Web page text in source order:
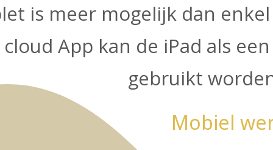
is meer mogelijk dan
App kan de iPad als
gebruikt
Mobiel